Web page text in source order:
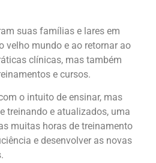
suas famílias e lares em
velho mundo e ao retornar ao
clínicas, mas também
e cursos.
o intuito de ensinar, mas
treinando e atualizados, uma
muitas horas de treinamento
e desenvolver as novas